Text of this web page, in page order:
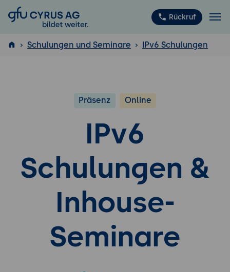
GFU Cyrus AG Rückruf
ISTQB
Schulungen und Seminare IPv6 Schulungen
Präsenz Online
IPv6
Schulungen &
Inhouse-
Seminare